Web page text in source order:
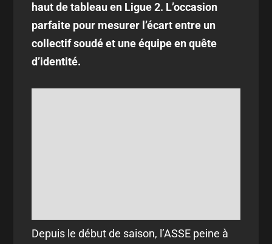
haut de tableau en Ligue 2. L’occasion
parfaite pour mesurer l’écart entre un
collectif soudé et une équipe en quête
d’identité.
Depuis le début de saison, l’ASSE peine à